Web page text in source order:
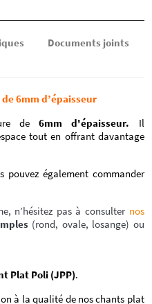
Documents joints
6mm d’épaisseur
de6mm d'épaisseur. Il
tout en offrant davantage
également commander
n’hésitez pas à consulter nos
(rond, ovale, losange) ou
Plat Poli (JPP).
à la qualité de nos chants plat